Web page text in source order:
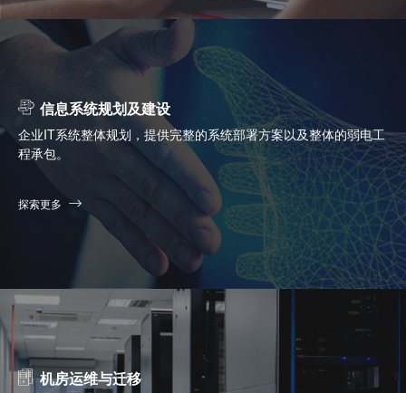
信息系统规划及建设
企业IT系统整体规划，提供完整的系统部署方案以及整体的弱电工
程承包。
探索更多
机房运维与迁移